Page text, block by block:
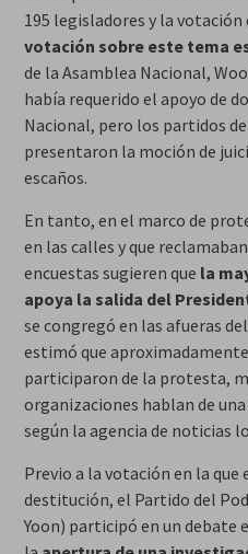
195 legisladores y la votación
votación sobre este tema
de la Asamblea Nacional,
había requerido el apoyo de
Nacional, pero los partidos
presentaron la moción de
escaños.
En tanto, en el marco de
en las calles y que
encuestas sugieren que la
apoya la salida del
se congregó en las afueras
estimó que
participaron de la protesta,
organizaciones hablan de
según la agencia de noticias
Previo a la votación en la
destitución, el Partido del
Yoon) participó en un debate